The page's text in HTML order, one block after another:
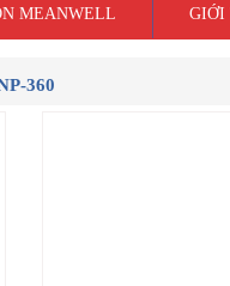
MEANWELL GIỚI
360